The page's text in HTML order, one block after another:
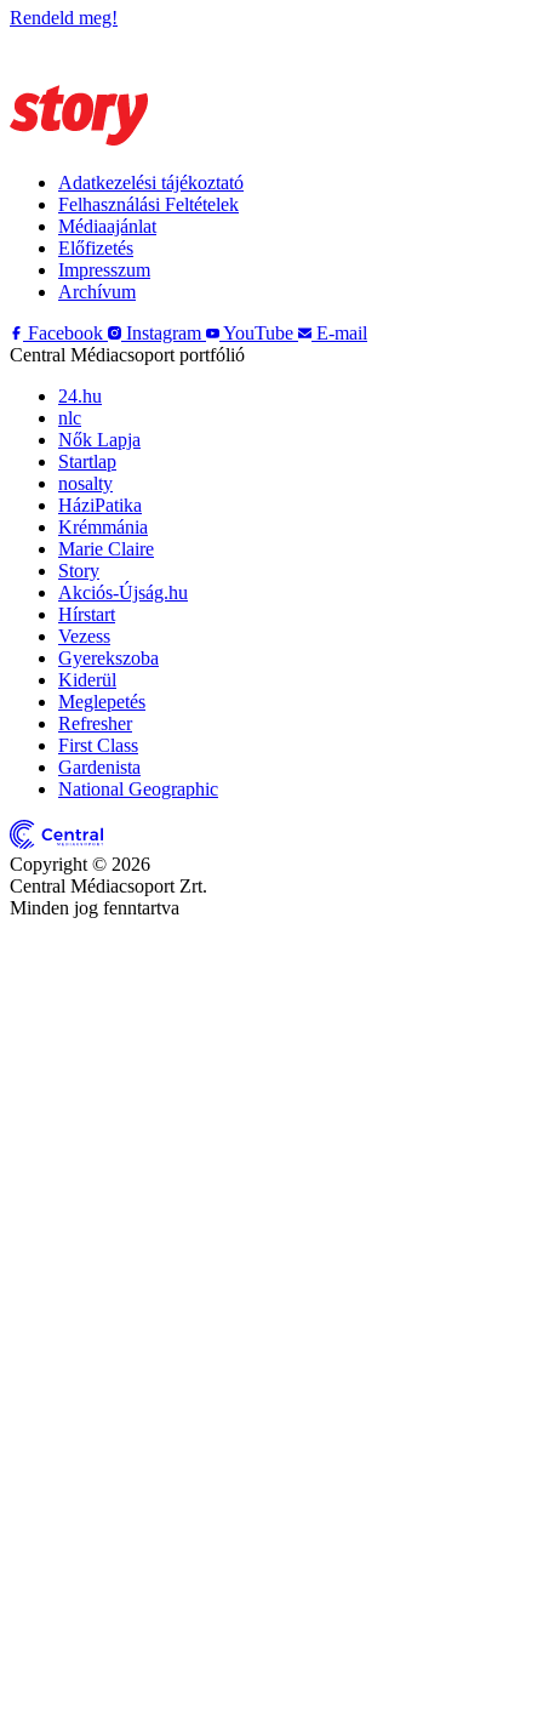
Rendeld meg!
Adatkezelési tájékoztató
Felhasználási Feltételek
Médiaajánlat
Előfizetés
Impresszum
Archívum
Facebook
Instagram YouTube
E-mail
Central Médiacsoport portfólió
24.hu
nlc
Nők Lapja
Startlap
nosalty
HáziPatika
Krémmánia
Marie Claire
Story
Akciós-Újság.hu
Hírstart
Vezess
Gyerekszoba
Kiderül
Meglepetés
Refresher
First Class
Gardenista
National Geographic
Copyright © 2026
Central Médiacsoport Zrt.
Minden jog fenntartva